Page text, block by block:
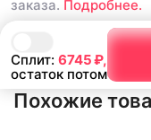
Сплит: 6745₽,
остаток потом
заказа. Подробнее.
Похожие